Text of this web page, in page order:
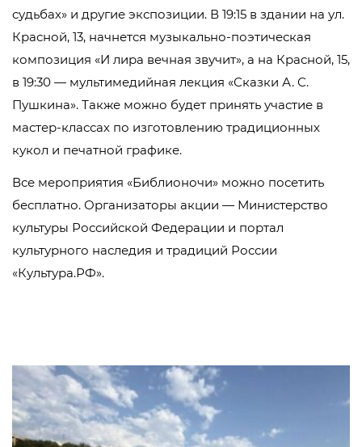
судьбах» и другие экспозиции. В 19:15 в здании на ул.
Красной, 13, начнется музыкально-поэтическая
композиция «И лира вечная звучит», а на Красной, 15,
в 19:30 — мультимедийная лекция «Сказки А. С.
Пушкина». Также можно будет принять участие в
мастер-классах по изготовлению традиционных
кукол и печатной графике.
Все мероприятия «Библионочи» можно посетить
бесплатно. Организаторы акции — Министерство
культуры Российской Федерации и портал
культурного наследия и традиций России
«Культура.РФ».